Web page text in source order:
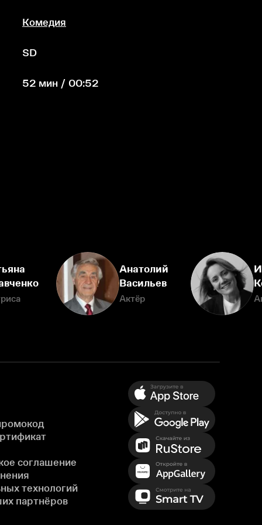
Комедия
SD
52 мин / 00:52
Анатолий
Васильев
Актёр
соглашение
технологий
партнёров